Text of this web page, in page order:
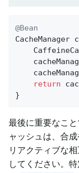
@Bean
CacheManager
return
}
最後に重要なこ
ャッシュは、合
リアクティブな
してください。